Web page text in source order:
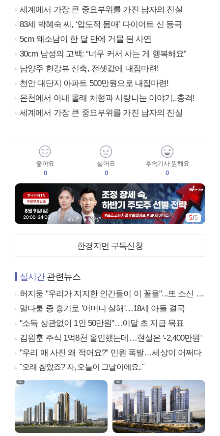
세계에서 가장 큰 중요부위를 가진 남자의 진실
83세 박혜숙 씨, ‘압도적 몸매’ 다이어트 신 등극
5cm 왜소남이 한 달 만에 거물 된 사연
30cm 남성의 고백: “너무 커서 사는 게 행복해요”
남양주 한강뷰 신축, 전셋값에 내집마련!
천안 대단지 아파트 500만원으로 내집마련!
온천에서 아내 몰래 처형과 사랑나눈 이야기..충격!
세계에서 가장 큰 중요부위를 가진 남자의 진실
좋아요
0
싫어요
0
후속기사 원해요
0
1/5
한경지면 구독신청
실시간관련뉴스
허지웅 "우리가 지지한 인간들이 이 꼴을"...또 소신 발언
말다툼 중 흉기로 '어머니 살해'…18세 아들 결국
"소득 상관없이 1인 50만원"…이달 초 지급 목표
김원훈 주식 1억8천 올인했는데…현실은 '-2,400만원'
"우리 애 사진 왜 적어요?" 민원 폭발…세상이 어쩌다
"오래 참았죠? 자, 오늘이 그날이에요.."